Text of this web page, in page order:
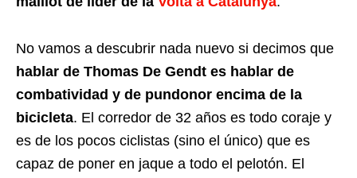
No vamos a descubrir nada nuevo si decimos que
hablar de Thomas De Gendt es hablar de
combatividad y de pundonor encima de la
bicicleta. El corredor de 32 años es todo coraje y
es de los pocos ciclistas (sino el único) que es
capaz de poner en jaque a todo el pelotón. El